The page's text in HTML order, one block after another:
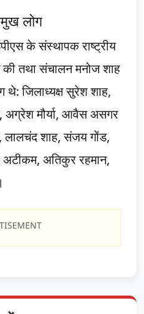
लोग
के संस्थापक राष्ट्रीय
की तथा संचालन मनोज शाह
जिलाध्यक्ष सुरेश शाह,
अग्रेश मौर्या, आवैस असगर
लालचंद शाह, संजय गोंड,
अतिकुर रहमान,